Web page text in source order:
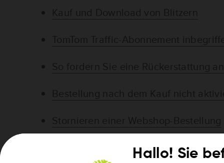
Ein Abonnement kündigen
Hallo! Sie